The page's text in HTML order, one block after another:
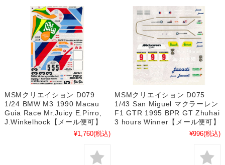
MSMクリエイション D079
1/24 BMW M3 1990 Macau
Guia Race Mr.Juicy E.Pirro,
J.Winkelhock【メール便可】
¥1,760(税込)
MSMクリエイション D075
1/43 San Miguel マクラーレン
F1 GTR 1995 BPR GT Zhuhai
3 hours Winner【メール便可】
¥996(税込)